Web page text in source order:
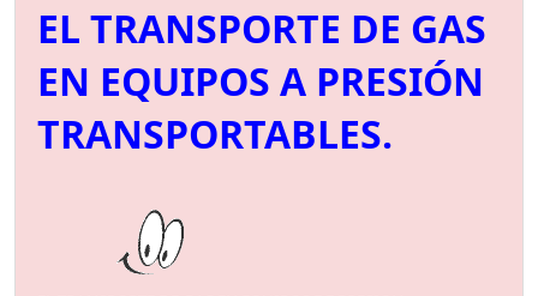
EL TRANSPORTE DE GAS
EN EQUIPOS A PRESIÓN
TRANSPORTABLES.